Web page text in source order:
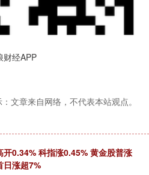
财经APP
文章来自网络，不代表本站观点。
0.34% 科指涨0.45% 黄金股普涨
日涨超7%